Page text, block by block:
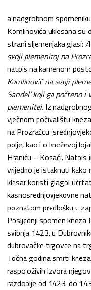
a nadgrobnom
Komlinovića uklesana su
strani sljemenjaka glasi:
svoji plemenitoj na
natpis na kamenom
Komlinović na svoji
Sandel’ koji ga počteno i
plemenitei. Iz
vječnom počivalištu
na Prozračcu
polje, kao i o kneževoj
Hraniću – Kosači. Natpis
vrijedno je istaknuti kako
klesar koristi glagol
kasnosrednjovjekovne
poznatom predlošku u
Posljednji spomen kneza
svibnja 1423. u
dubrovačke trgovce na
Točna godina smrti
raspoloživih izvora
razdoblje od 1423. do